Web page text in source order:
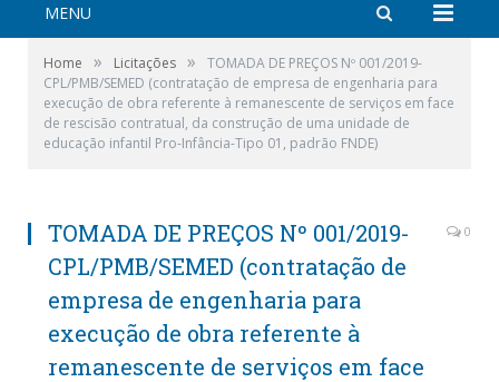
MENU
Home » Licitações »
TOMADA DE PREÇOS Nº 001/2019-
CPL/PMB/SEMED (contratação de empresa de engenharia para
execução de obra referente à remanescente de serviços em face
de rescisão contratual, da construção de uma unidade de
educação infantil Pro-Infância-Tipo 01, padrão FNDE)
TOMADA DE PREÇOS Nº 001/2019-
CPL/PMB/SEMED (contratação de
empresa de engenharia para
execução de obra referente à
remanescente de serviços em face
0